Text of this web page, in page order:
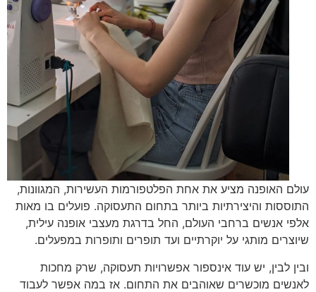
עולם האופנה מציע את אחת הפלטפורמות העשירות, המגוונות,
התוססות והיצירתיות ביותר בתחום התעסוקה. פועלים בו מאות
אלפי אנשים ברחבי העולם, החל בדרגת מעצבי אופנה עילית,
שיוצרים מותגי על יוקרתיים ועד תופרים ותופרות במפעלים.
ובין לבין, יש עוד אינספור אפשרויות תעסוקה, שרק מחכות
לאנשים מוכשרים שאוהבים את התחום. אז במה אפשר לעבוד